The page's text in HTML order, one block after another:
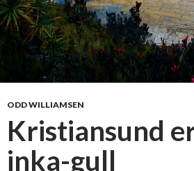
ODD WILLIAMSEN
Kristiansund
inka-gull